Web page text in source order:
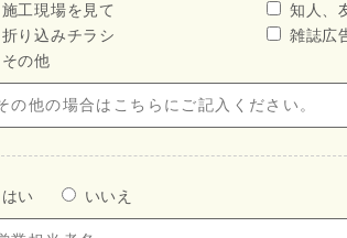
施工現場を見て
知人、
折り込みチラシ
雑誌広
その他
はい いいえ